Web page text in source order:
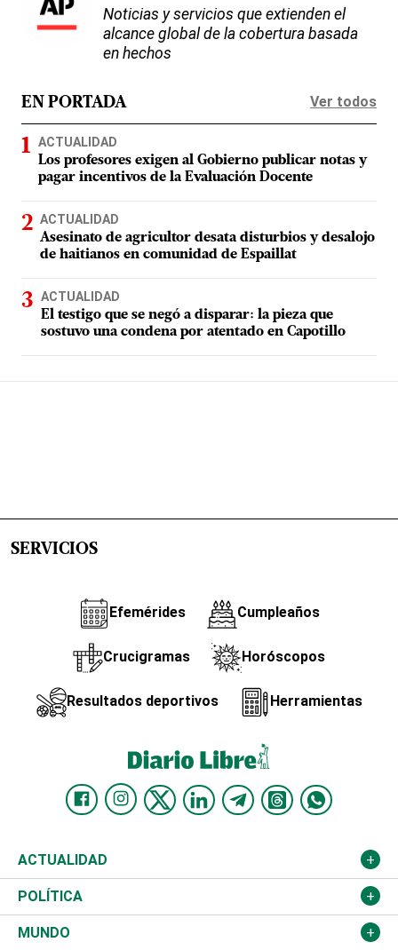
Noticias y servicios que extienden el
alcance global de la cobertura basada
en hechos
EN PORTADA Ver todos
ACTUALIDAD
Los profesores exigen al Gobierno publicar notas y
pagar incentivos de la Evaluación Docente
ACTUALIDAD
Asesinato de agricultor desata disturbios y desalojo
de haitianos en comunidad de Espaillat
ACTUALIDAD
El testigo que se negó a disparar: la pieza que
sostuvo una condena por atentado en Capotillo
SERVICIOS
Efemérides Cumpleaños
Crucigramas Horóscopos
Resultados deportivos Herramientas
ACTUALIDAD
Nacional
Ciudad
POLÍTICA
Partidos
MUNDO